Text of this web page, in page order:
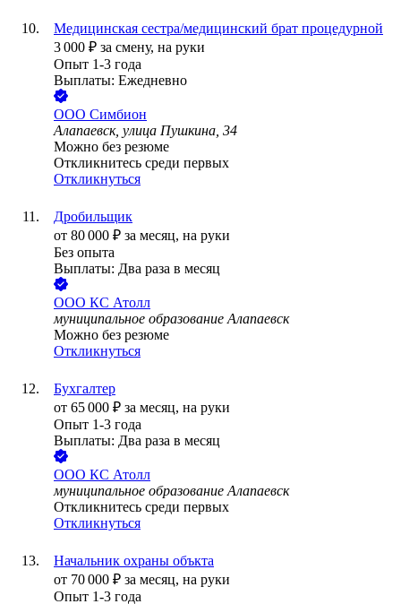
Медицинская сестра/медицинский брат процедурной
3 000 ₽ за смену, на руки
Опыт 1-3 года
Выплаты: Ежедневно
ООО Симбион
Алапаевск, улица Пушкина, 34
Можно без резюме
Откликнитесь среди первых
Откликнуться
Дробильщик
от 80 000 ₽ за месяц, на руки
Без опыта
Выплаты: Два раза в месяц
ООО КС Атолл
муниципальное образование Алапаевск
Можно без резюме
Откликнуться
Бухгалтер
от 65 000 ₽ за месяц, на руки
Опыт 1-3 года
Выплаты: Два раза в месяц
ООО КС Атолл
муниципальное образование Алапаевск
Откликнитесь среди первых
Откликнуться
Начальник охраны объкта
от 70 000 ₽ за месяц, на руки
Опыт 1-3 года